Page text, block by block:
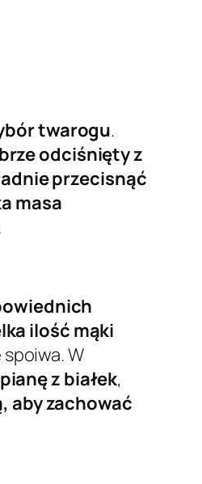
twarogu.
odciśnięty z
przecisnąć
masa
ilość mąki
W
z białek,
aby zachować